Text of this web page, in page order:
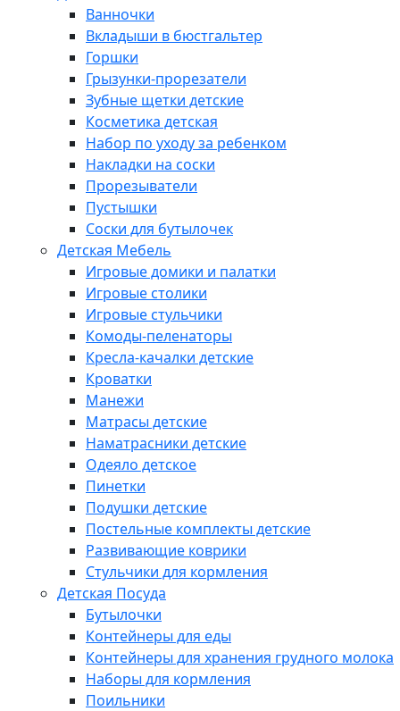
Ванночки
Вкладыши в бюстгальтер
Горшки
Грызунки-прорезатели
Зубные щетки детские
Косметика детская
Набор по уходу за ребенком
Накладки на соски
Прорезыватели
Пустышки
Соски для бутылочек
Детская Мебель
Игровые домики и палатки
Игровые столики
Игровые стульчики
Комоды-пеленаторы
Кресла-качалки детские
Кроватки
Манежи
Матрасы детские
Наматрасники детские
Одеяло детское
Пинетки
Подушки детские
Постельные комплекты детские
Развивающие коврики
Стульчики для кормления
Детская Посуда
Бутылочки
Контейнеры для еды
Контейнеры для хранения грудного молока
Наборы для кормления
Поильники